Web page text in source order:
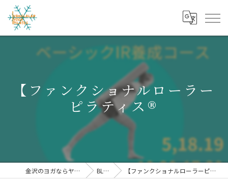
【ファンクショナルローラー
ピラティス®︎
金沢のヨガならヤンララ BLOG 【ファンクショナルローラーピラティス®︎